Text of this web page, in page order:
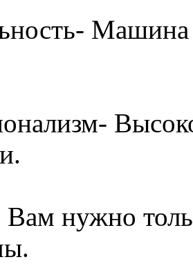
Машина
нужно